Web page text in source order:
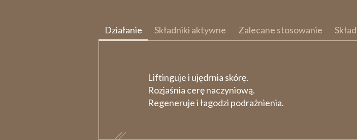
Działanie Składniki aktywne Zalecane stosowanie Skład
Liftinguje i ujędrnia skórę.
Rozjaśnia cerę naczyniową.
Regeneruje i łagodzi podrażnienia.